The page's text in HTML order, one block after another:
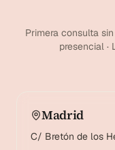
Primera consulta
presencial
Madrid
C/ Bretón de los